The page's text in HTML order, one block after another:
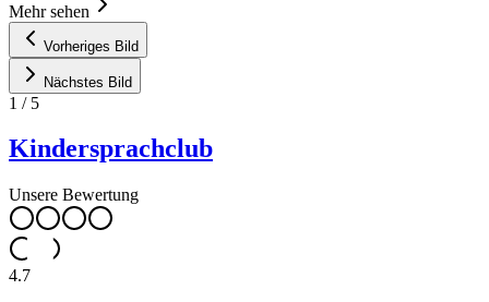
Mehr sehen
Vorheriges Bild
Nächstes Bild
1 / 5
Kindersprachclub
Unsere Bewertung
4.7